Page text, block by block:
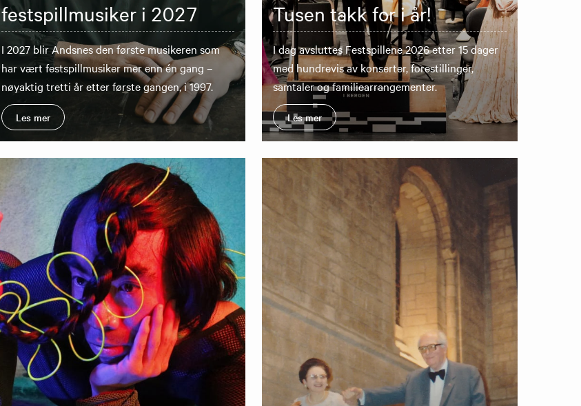
festspillmusiker i 2027
I 2027 blir Andsnes den første musikeren som
har vært festspillmusiker mer enn én gang –
nøyaktig tretti år etter første gangen, i 1997.
Les mer
Tusen takk for i år!
I dag avsluttes Festspillene 2026 etter 15 dager
med hundrevis av konserter, forestillinger,
samtaler og familiearrangementer.
Les mer